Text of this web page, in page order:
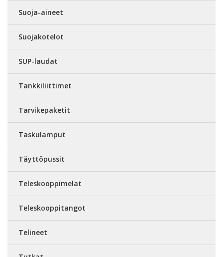
Suoja-aineet
Suojakotelot
SUP-laudat
Tankkiliittimet
Tarvikepaketit
Taskulamput
Täyttöpussit
Teleskooppimelat
Teleskooppitangot
Telineet